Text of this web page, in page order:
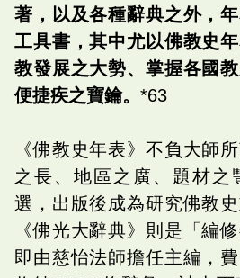
著，以及各種辭典之外，
工具書，其中尤以佛教史
教發展之大勢、掌握各國
便捷疾之寶鑰。 *63
《佛教史年表》不負大師
之長、地區之廣、題材之
選，出版後成為研究佛教
《佛光大辭典》則是「編
即由慈怡法師擔任主編，